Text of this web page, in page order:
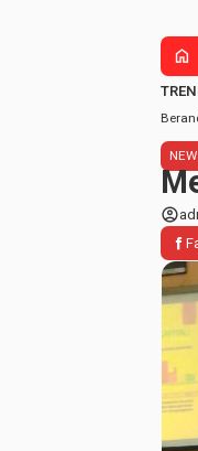
home
account_circle